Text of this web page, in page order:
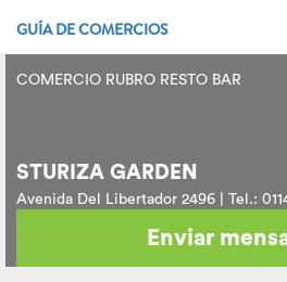
GUÍA DE COMERCIOS
COMERCIO RUBRO RESTO BAR
STURIZA GARDEN
Avenida Del Libertador 2496 | Tel.:
Enviar